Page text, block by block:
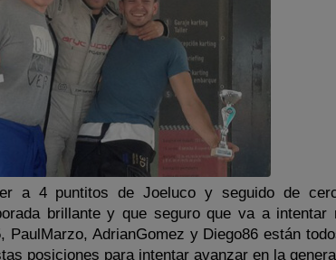
a 4 puntitos de Joeluco y seguido de
brillante y que seguro que va a intentar
AdrianGomez y Diego86 están
posiciones para intentar avanzar en la